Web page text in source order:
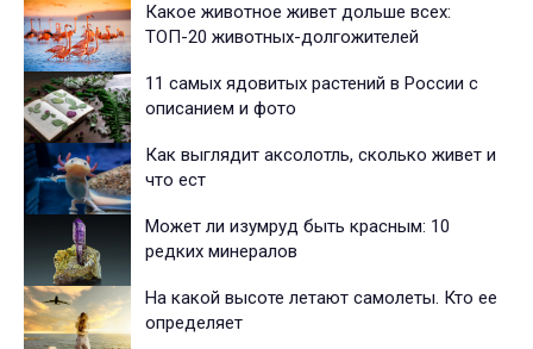
Какое животное живет дольше всех:
ТОП-20 животных-долгожителей
11 самых ядовитых растений в России с
описанием и фото
Как выглядит аксолотль, сколько живет и
что ест
Может ли изумруд быть красным: 10
редких минералов
На какой высоте летают самолеты. Кто ее
определяет